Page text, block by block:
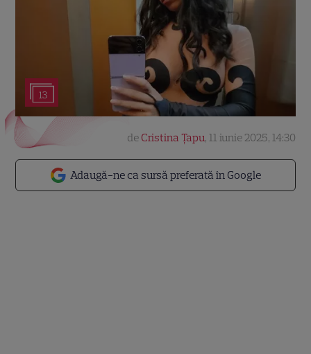
13
Adaugă-ne ca sursă preferată în Google
de Cristina Țapu, 11 iunie 2025, 14:30